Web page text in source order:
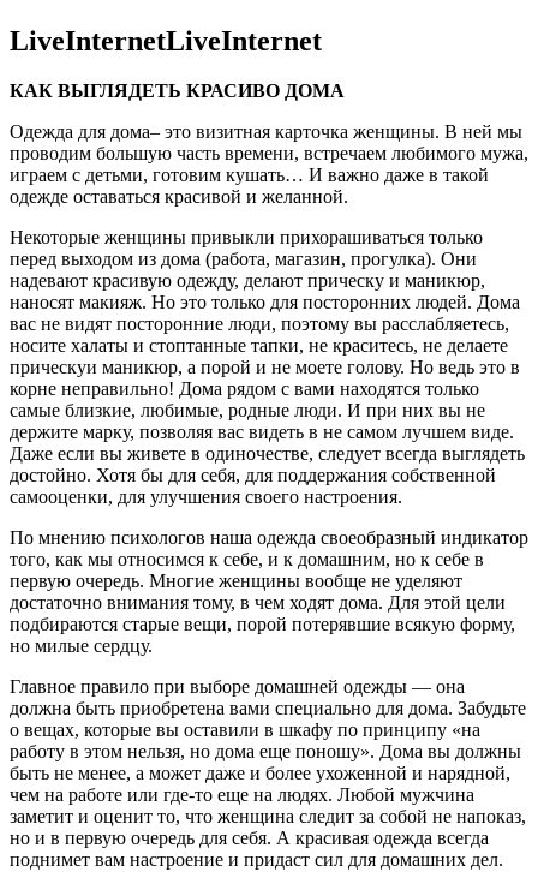
LiveInternetLiveInternet
КАК ВЫГЛЯДЕТЬ КРАСИВО ДОМА
Одежда для дома– это визитная карточка женщины. В ней мы
проводим большую часть времени, встречаем любимого мужа,
играем с детьми, готовим кушать… И важно даже в такой
одежде оставаться красивой и желанной.
Некоторые женщины привыкли прихорашиваться только
перед выходом из дома (работа, магазин, прогулка). Они
надевают красивую одежду, делают прическу и маникюр,
наносят макияж. Но это только для посторонних людей. Дома
вас не видят посторонние люди, поэтому вы расслабляетесь,
носите халаты и стоптанные тапки, не краситесь, не делаете
прическуи маникюр, а порой и не моете голову. Но ведь это в
корне неправильно! Дома рядом с вами находятся только
самые близкие, любимые, родные люди. И при них вы не
держите марку, позволяя вас видеть в не самом лучшем виде.
Даже если вы живете в одиночестве, следует всегда выглядеть
достойно. Хотя бы для себя, для поддержания собственной
самооценки, для улучшения своего настроения.
По мнению психологов наша одежда своеобразный индикатор
того, как мы относимся к себе, и к домашним, но к себе в
первую очередь. Многие женщины вообще не уделяют
достаточно внимания тому, в чем ходят дома. Для этой цели
подбираются старые вещи, порой потерявшие всякую форму,
но милые сердцу.
Главное правило при выборе домашней одежды — она
должна быть приобретена вами специально для дома. Забудьте
о вещах, которые вы оставили в шкафу по принципу «на
работу в этом нельзя, но дома еще поношу». Дома вы должны
быть не менее, а может даже и более ухоженной и нарядной,
чем на работе или где-то еще на людях. Любой мужчина
заметит и оценит то, что женщина следит за собой не напоказ,
но и в первую очередь для себя. А красивая одежда всегда
поднимет вам настроение и придаст сил для домашних дел.